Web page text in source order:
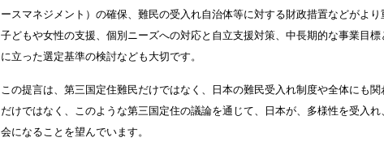
ースマネジメント）の確保、難民の受入れ自治体等に対する財政措置などがより
子どもや女性の支援、個別ニーズへの対応と自立支援対策、中長期的な事業目
に立った選定基準の検討なども大切です。
この提言は、第三国定住難民だけではなく、日本の難民受入れ制度や全体にも
だけではなく、このような第三国定住の議論を通じて、日本が、多様性を受入
会になることを望んでいます。